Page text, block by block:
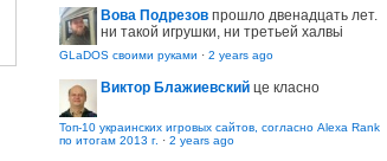
Вова Подрезов прошло двенадцать лет.
ни такой игрушки, ни третьей халвьі
GLaDOS своими руками · 2 years ago
Виктор Блажиевский це класно
Топ-10 украинских игровых сайтов, согласно Alexa Rank
по итогам 2013 г. · 2 years ago